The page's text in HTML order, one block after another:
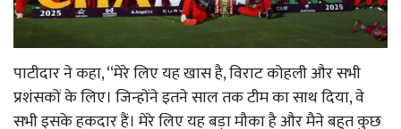
पाटीदार ने कहा, ‘‘मेरे लिए यह खास है, विराट कोहली और सभी
प्रशंसकों के लिए। जिन्होंने इतने साल तक टीम का साथ दिया, वे
सभी इसके हकदार हैं। मेरे लिए यह बड़ा मौका है और मैने बहुत कुछ